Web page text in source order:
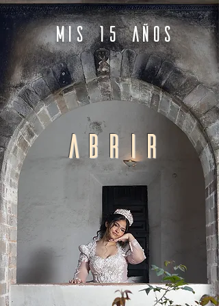
Mis 15 años
abrir